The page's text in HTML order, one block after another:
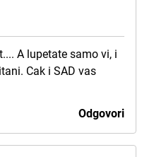
A lupetate samo vi, i
Cak i SAD vas
Odgovori